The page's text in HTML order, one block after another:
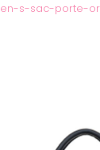
s-sac-porte-